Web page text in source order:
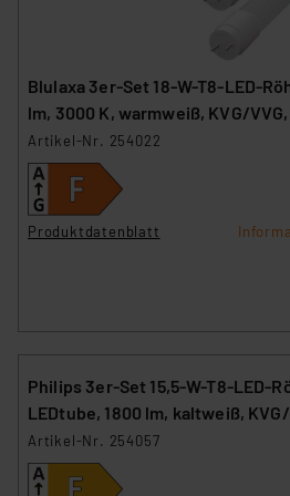
den Button „Ablehnen oder
können die Verwendung nicht
ablehnen oder ihr ganz oder
erteilte Zustimmung können Sie
Link „Cookie Einstellungen“
Die Rechtmäßigkeit der
Weiterverarbeitung dieser Daten
Analyse bis zum Zeitpunkt des
unberührt. Ihre Browser-
führen, dass die Einstellungen
gespeichert werden und dieses
„Einige Drittanbieter verarbeiten
Daten in den USA. Ihre
Cookies dieser Drittanbieter
die Verarbeitung Ihrer Daten in
Blulaxa 3er-Set 18-W-T8-LED-
lm, 3000 K, warmweiß, KVG/
Artikel-Nr. 254022
Produktdatenblatt
Philips 3er-Set 15,5-W-T8-LED-
LEDtube, 1800 lm, kaltweiß,
Artikel-Nr. 254057